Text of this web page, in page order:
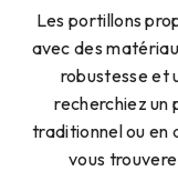
Les portillons
avec des
robustesse et
recherchiez un
traditionnel ou en
vous